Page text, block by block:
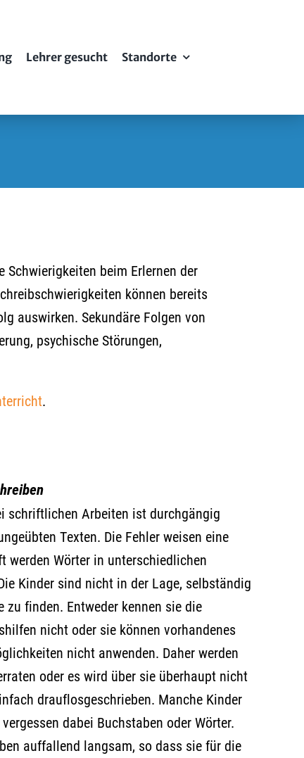
Lehrer gesucht Standorte
beim Erlernen der
können bereits
auswirken. Sekundäre Folgen von
psychische Störungen,
.
schriftlichen Arbeiten ist durchgängig
Texten. Die Fehler weisen eine
werden Wörter in unterschiedlichen
Kinder sind nicht in der Lage, selbständig
zu finden. Entweder kennen sie die
nicht oder sie können vorhandenes
nicht anwenden. Daher werden
oder es wird über sie überhaupt nicht
drauflosgeschrieben. Manche Kinder
dabei Buchstaben oder Wörter.
auffallend langsam, so dass sie für die